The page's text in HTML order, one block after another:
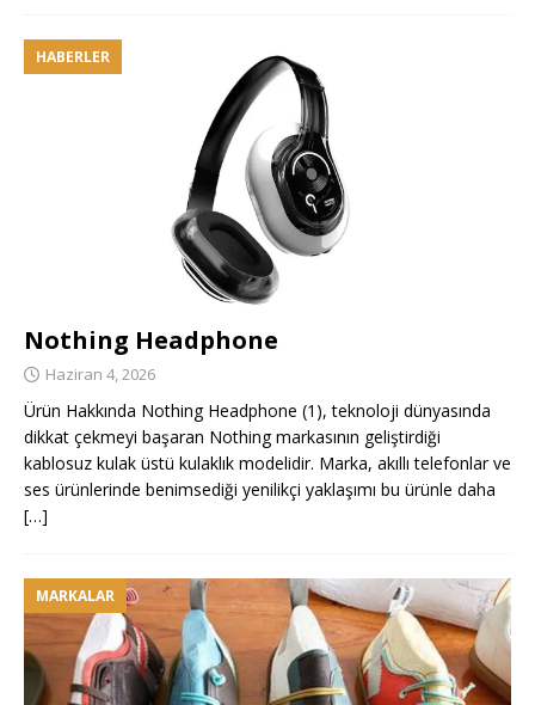
HABERLER
Nothing Headphone
Haziran 4, 2026
Ürün Hakkında Nothing Headphone (1), teknoloji dünyasında
dikkat çekmeyi başaran Nothing markasının geliştirdiği
kablosuz kulak üstü kulaklık modelidir. Marka, akıllı telefonlar ve
ses ürünlerinde benimsediği yenilikçi yaklaşımı bu ürünle daha
[…]
MARKALAR